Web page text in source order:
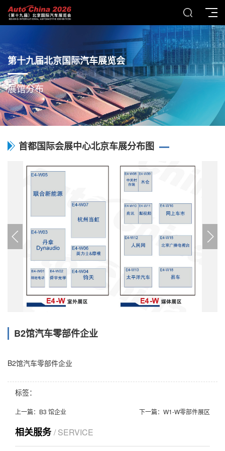
第十九届北京国际汽车展览会
展馆分布
首都国际会展中心北京车展分布图
B2馆汽车零部件企业
B2馆汽车零部件企业
标签：
上一篇： B3 馆企业 下一篇： W1-W零部件展区
相关服务/ SERVICE